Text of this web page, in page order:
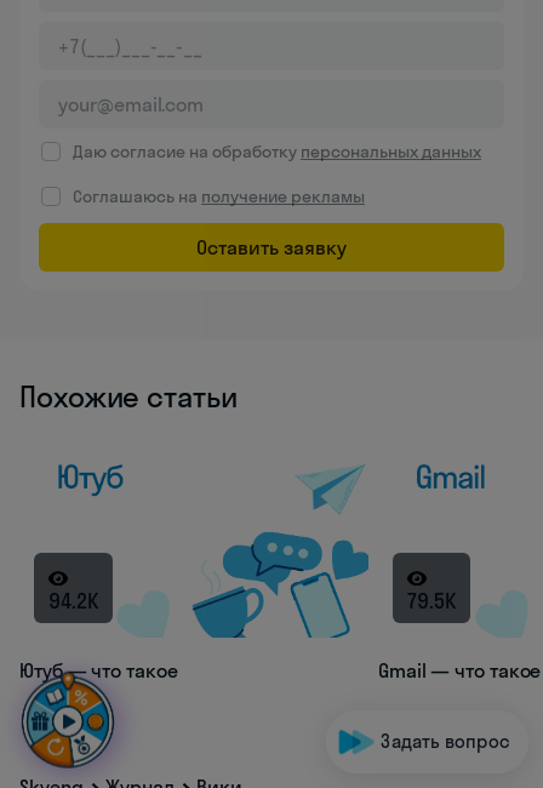
Даю согласие на обработку персональных данных
Соглашаюсь на получение рекламы
Оставить заявку
Похожие статьи
94.2K
Ютуб — что такое
79.5K
Gmail — что такое
Задать вопрос